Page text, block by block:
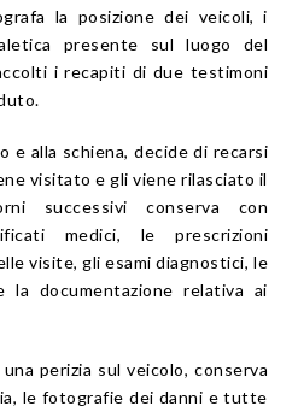
la posizione dei veicoli, i
presente sul luogo del
i recapiti di due testimoni
e alla schiena, decide di recarsi
visitato e gli viene rilasciato il
successivi conserva con
medici, le prescrizioni
visite, gli esami diagnostici, le
documentazione relativa ai
perizia sul veicolo, conserva
le fotografie dei danni e tutte